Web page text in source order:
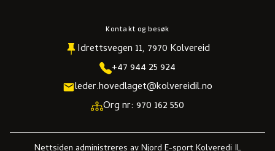
Kontakt og besøk
Idrettsvegen 11, 7970 Kolvereid
+47 944 25 924
leder.hovedlaget@kolvereidil.no
Org nr: 970 162 550